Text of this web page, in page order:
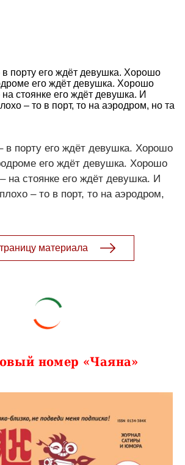
порту его ждёт девушка. Хорошо
его ждёт девушка. Хорошо
стоянке его ждёт девушка. И
– то в порт, то на аэродром, но та
в порту его ждёт девушка. Хорошо
его ждёт девушка. Хорошо
на стоянке его ждёт девушка. И
– то в порт, то на аэродром,
материала
номер «Чаяна»